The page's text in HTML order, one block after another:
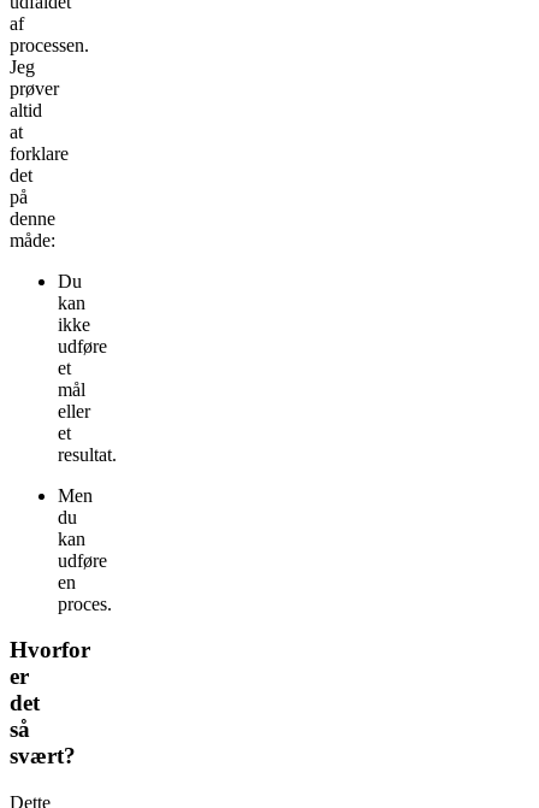
af
processen.
Jeg
prøver
altid
at
forklare
det
på
denne
måde:
Du
kan
ikke
udføre
et
mål
eller
et
resultat.
Men
du
kan
udføre
en
proces.
Hvorfor
er
det
så
svært?
Dette